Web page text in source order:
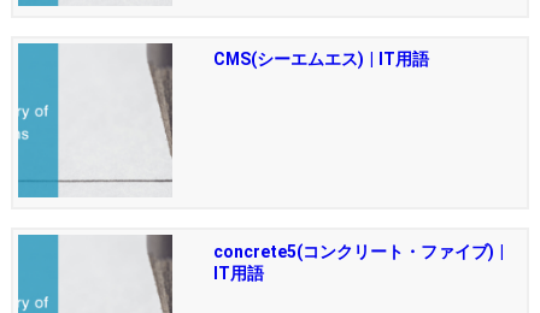
CMS(シーエムエス) | IT用語
concrete5(コンクリート・ファイブ) |
IT用語